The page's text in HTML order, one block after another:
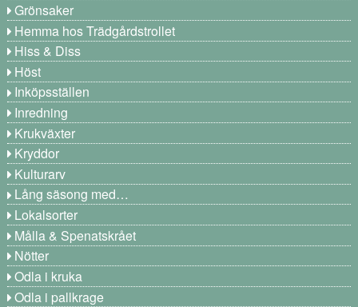
Grönsaker
Hemma hos Trädgårdstrollet
Hiss & Diss
Höst
Inköpsställen
Inredning
Krukväxter
Kryddor
Kulturarv
Lång säsong med…
Lokalsorter
Målla & Spenatskrået
Nötter
Odla i kruka
Odla i pallkrage